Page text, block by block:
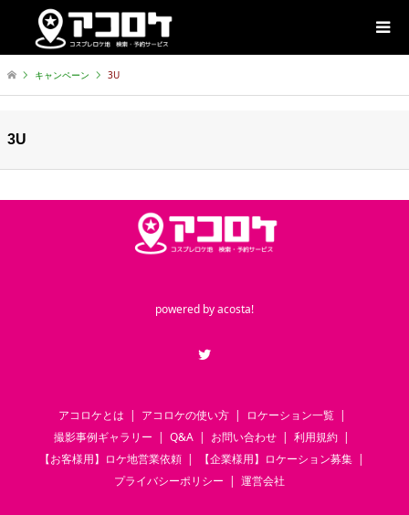
キャンペーン 3U
3U
powered byacosta!
アコロケとは アコロケの使い方
ロケーション一覧
撮影事例ギャラリー
Q&A お問い合わせ
利用規約
【お客様用】ロケ地営業依頼
【企業様用】ロケーション募集
プライバシーポリシー
運営会社